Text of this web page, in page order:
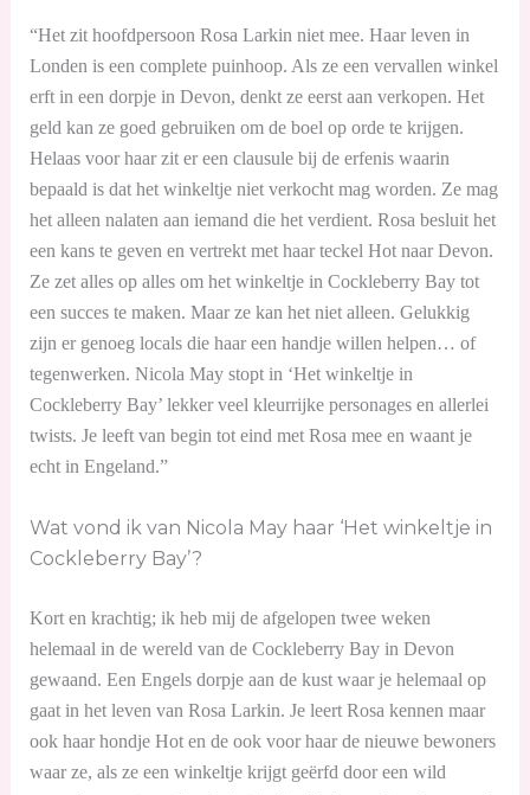
“Het zit hoofdpersoon Rosa Larkin niet mee. Haar leven in
Londen is een complete puinhoop. Als ze een vervallen winkel
erft in een dorpje in Devon, denkt ze eerst aan verkopen. Het
geld kan ze goed gebruiken om de boel op orde te krijgen.
Helaas voor haar zit er een clausule bij de erfenis waarin
bepaald is dat het winkeltje niet verkocht mag worden. Ze mag
het alleen nalaten aan iemand die het verdient. Rosa besluit het
een kans te geven en vertrekt met haar teckel Hot naar Devon.
Ze zet alles op alles om het winkeltje in Cockleberry Bay tot
een succes te maken. Maar ze kan het niet alleen. Gelukkig
zijn er genoeg locals die haar een handje willen helpen… of
tegenwerken. Nicola May stopt in ‘Het winkeltje in
Cockleberry Bay’ lekker veel kleurrijke personages en allerlei
twists. Je leeft van begin tot eind met Rosa mee en waant je
echt in Engeland.”
Wat vond ik van Nicola May haar ‘Het winkeltje in
Cockleberry Bay’?
Kort en krachtig; ik heb mij de afgelopen twee weken
helemaal in de wereld van de Cockleberry Bay in Devon
gewaand. Een Engels dorpje aan de kust waar je helemaal op
gaat in het leven van Rosa Larkin. Je leert Rosa kennen maar
ook haar hondje Hot en de ook voor haar de nieuwe bewoners
waar ze, als ze een winkeltje krijgt geërfd door een wild